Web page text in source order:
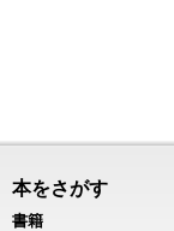
本をさがす
書籍